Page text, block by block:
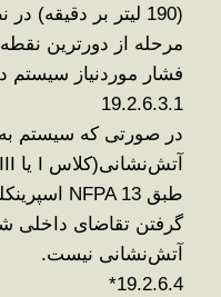
(190 لیتر بر
مرحله از دورترین
فشار موردنیاز سیستم
19.2.6.3.1
در صورتی که سیستم
آتش‌نشانی(کلاس یا
طبق
گرفتن تقاضای داخلی
آتش‌نشانی نیست.
19.2.6.4
*